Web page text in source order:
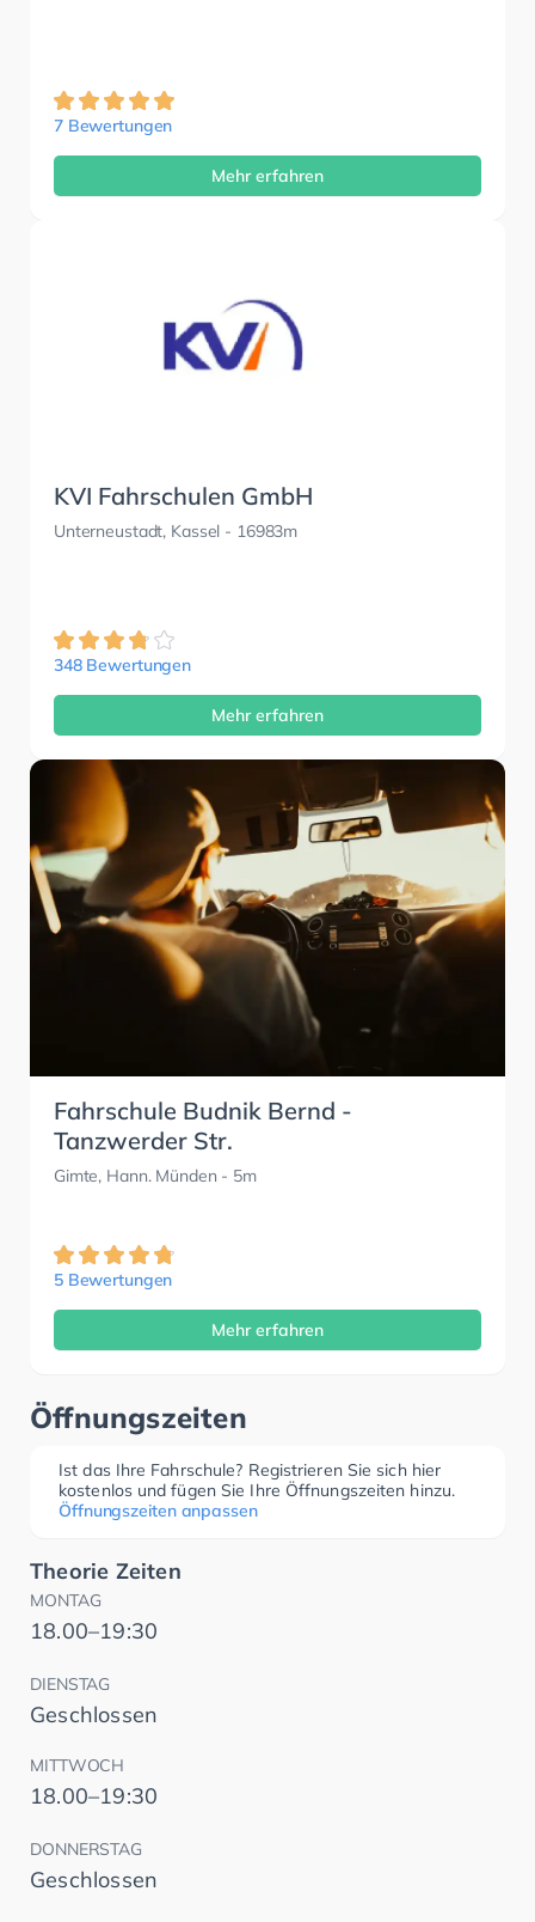
7 Bewertungen
Mehr erfahren
KVI Fahrschulen GmbH
Unterneustadt, Kassel - 16983m
348 Bewertungen
Mehr erfahren
Fahrschule Budnik Bernd -
Tanzwerder Str.
Gimte, Hann. Münden - 5m
5 Bewertungen
Mehr erfahren
Öffnungszeiten
Ist das Ihre Fahrschule? Registrieren Sie sich hier
kostenlos und fügen Sie Ihre Öffnungszeiten hinzu.
Öffnungszeiten anpassen
Theorie Zeiten
MONTAG
18.00–19:30
DIENSTAG
Geschlossen
MITTWOCH
18.00–19:30
DONNERSTAG
Geschlossen